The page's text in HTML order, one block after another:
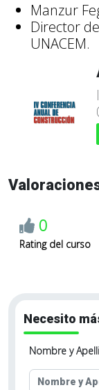
Manzur
Director
UNACEM.
0
Rating del curso
Necesito
Nombre y